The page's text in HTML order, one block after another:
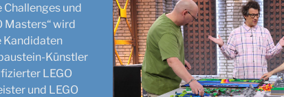
und
Masters“ wird
Kandidaten
Künstler
LEGO
und LEGO